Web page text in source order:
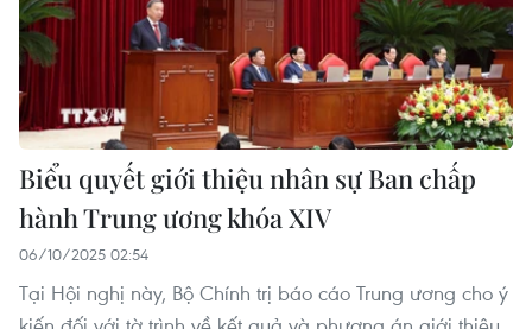
Biểu quyết giới thiệu nhân sự Ban chấp
hành Trung ương khóa XIV
06/10/2025 02:54
Tại Hội nghị này, Bộ Chính trị báo cáo Trung ương cho ý